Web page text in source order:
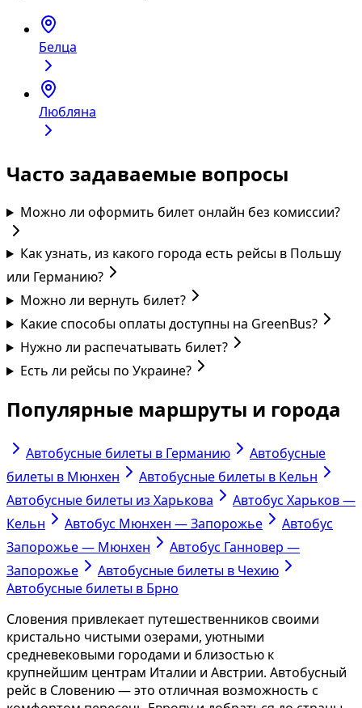
Белца
Любляна
Часто задаваемые вопросы
Можно ли оформить билет онлайн без комиссии?
Как узнать, из какого города есть рейсы в Польшу
или Германию?
Можно ли вернуть билет?
Какие способы оплаты доступны на GreenBus?
Нужно ли распечатывать билет?
Есть ли рейсы по Украине?
Популярные маршруты и города
Автобусные билеты в Германию
Автобусные
билеты в Мюнхен
Автобусные билеты в Кельн
Автобусные билеты из Харькова
Автобус Харьков —
Кельн
Автобус Мюнхен — Запорожье
Автобус
Запорожье — Мюнхен
Автобус Ганновер —
Запорожье
Автобусные билеты в Чехию
Автобусные билеты в Брно
Словения привлекает путешественников своими
кристально чистыми озерами, уютными
средневековыми городами и близостью к
крупнейшим центрам Италии и Австрии. Автобусный
рейс в Словению — это отличная возможность с